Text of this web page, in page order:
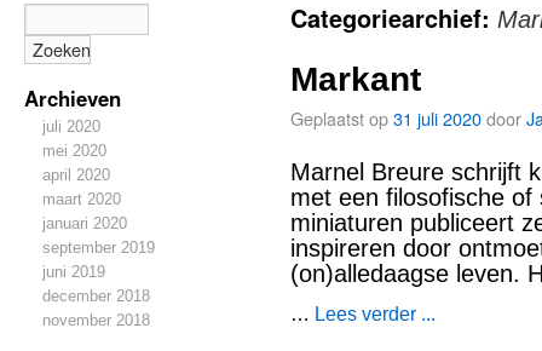
Archieven
juli 2020
mei 2020
april 2020
maart 2020
januari 2020
september 2019
juni 2019
december 2018
november 2018
Categoriearchief:
Markant
Geplaatst op31 juli 2020door
Marnel Breure schrijft
met een filosofische
miniaturen publiceert
inspireren door
(on)alledaagse leven.
… Lees verder ...